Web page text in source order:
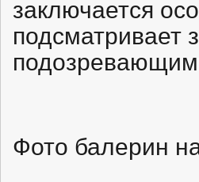
заключается
подсматривает
Фото балерин